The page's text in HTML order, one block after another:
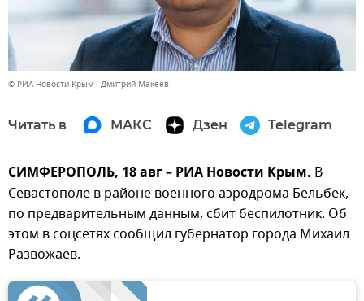
© РИА Новости Крым . Дмитрий Макеев
Читать в МАКС Дзен Telegram
СИМФЕРОПОЛЬ, 18 авг – РИА Новости Крым. В
Севастополе в районе военного аэродрома Бельбек,
по предварительным данным, сбит беспилотник. Об
этом в соцсетях сообщил губернатор города Михаил
Развожаев.